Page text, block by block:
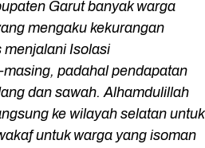
Garut banyak warga
mengaku kekurangan
menjalani Isolasi
padahal pendapatan
dan sawah. Alhamdulillah
ke wilayah selatan untuk
untuk warga yang isoman